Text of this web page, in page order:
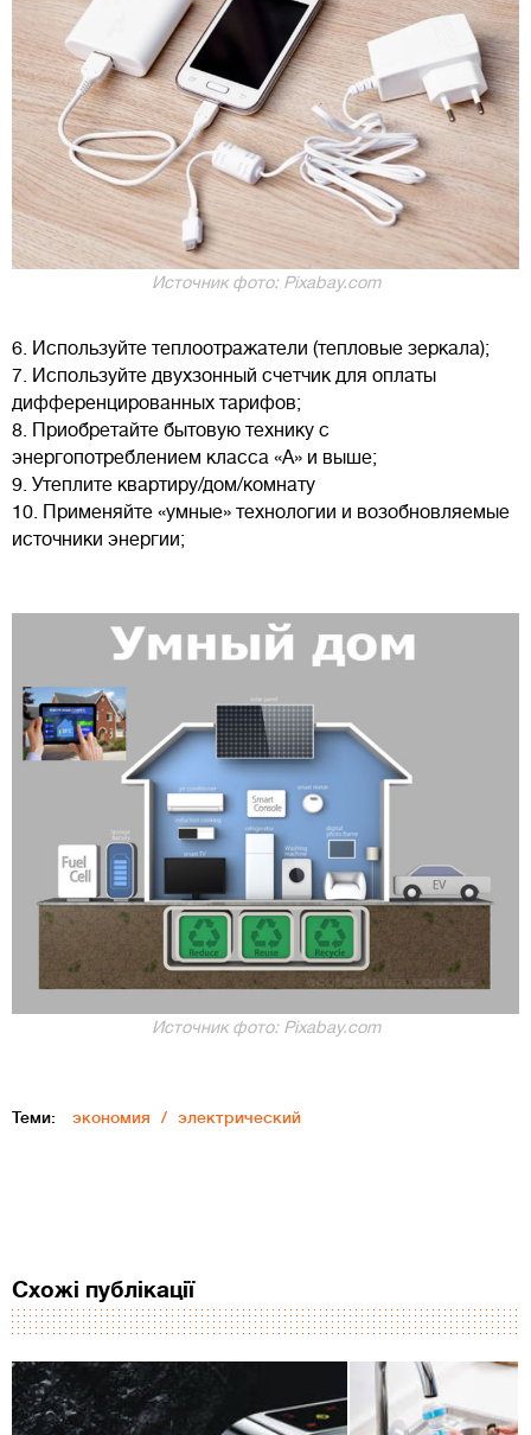
Источник фото: Pixabay.com
6. Используйте теплоотражатели (тепловые зеркала);
7. Используйте двухзонный счетчик для оплаты
дифференцированных тарифов;
8. Приобретайте бытовую технику с
энергопотреблением класса «А» и выше;
9. Утеплите квартиру/дом/комнату
10. Применяйте «умные» технологии и возобновляемые
источники энергии;
Источник фото: Pixabay.com
Теми: экономия электрический
Схожі публікації